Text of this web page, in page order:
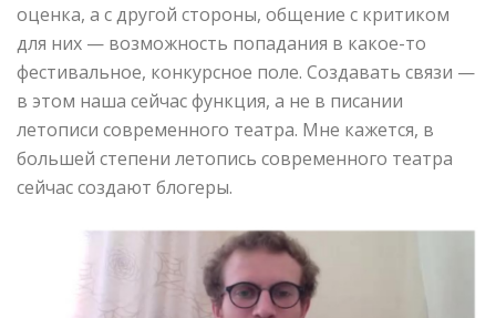
оценка, а с другой стороны, общение с критиком
для них — возможность попадания в какое-то
фестивальное, конкурсное поле. Создавать связи —
в этом наша сейчас функция, а не в писании
летописи современного театра. Мне кажется, в
большей степени летопись современного театра
сейчас создают блогеры.